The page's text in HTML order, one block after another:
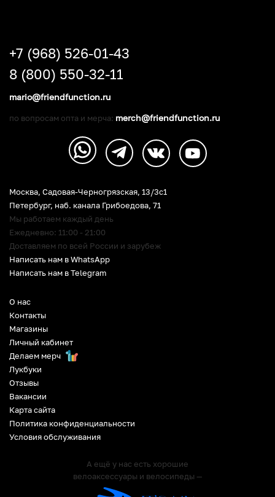
О нас
Контакты
Магазины
Личный кабинет
Делаем мерч
Лукбуки
Отзывы
Вакансии
Карта сайта
Политика конфиденциальности
Условия обслуживания
А ещё у нас есть хорошие
велоаксессуары и велосипеды —
Москва, Садовая-Черногрязская, 13/3c1
Петербург, наб. канала Грибоедова, 71
Мы работаем каждый день
Ежедневно: 11:00 - 21:00
Доставляем по всей России и зарубеж
Написать нам в WhatsApp
Написать нам в Telegram
+7 (968) 526-01-43
8 (800) 550-32-11
mario@friendfunction.ru
по вопросам опта и мерча: merch@friendfunction.ru